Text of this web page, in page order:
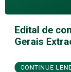
Edital de
Gerais
CONTINUE